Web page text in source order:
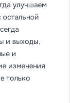
улучшаем
остальной
и выходы,
и
изменения
только